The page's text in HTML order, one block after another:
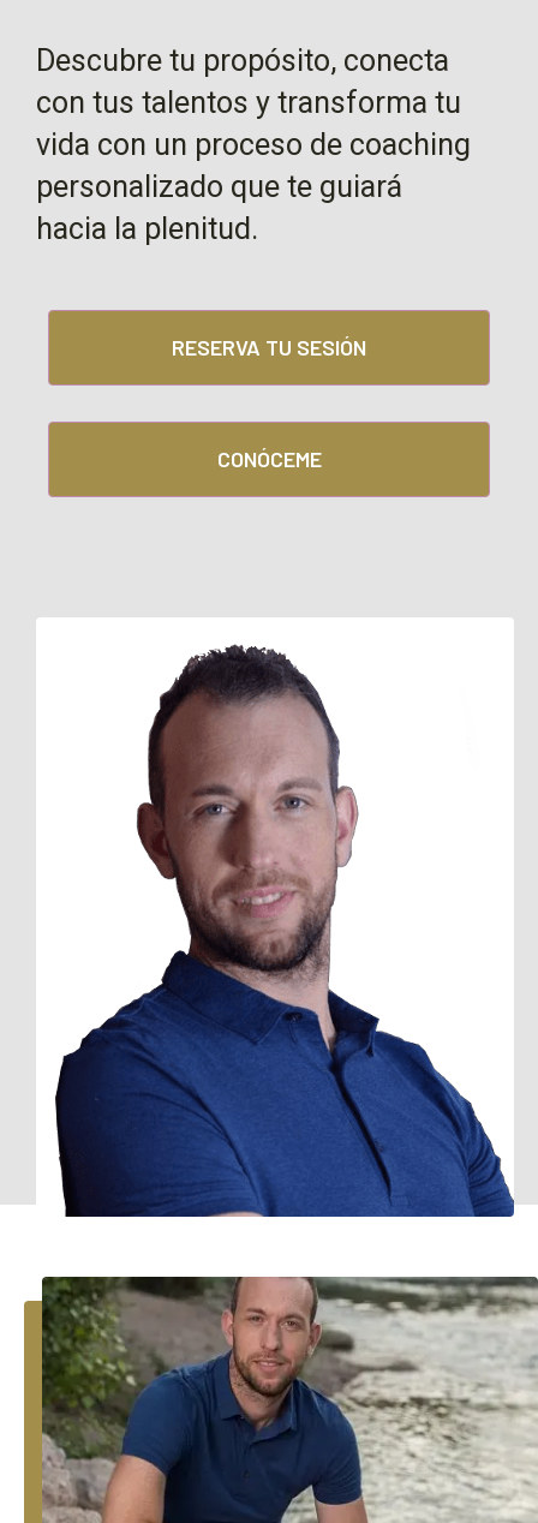
Descubre tu propósito, conecta
con tus talentos y transforma tu
vida con un proceso de coaching
personalizado que te guiará
hacia la plenitud.
RESERVA TU SESIÓN
CONÓCEME